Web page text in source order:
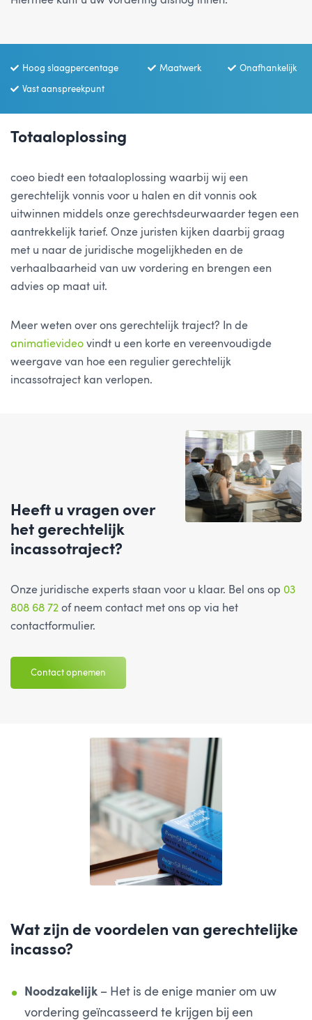
Hoog slaagpercentage Maatwerk
Onafhankelijk
Vast aanspreekpunt
Totaaloplossing
coeo biedt een totaaloplossing waarbij wij een
gerechtelijk vonnis voor u halen en dit vonnis ook
uitwinnen middels onze gerechtsdeurwaarder tegen een
aantrekkelijk tarief. Onze juristen kijken daarbij graag
met u naar de juridische mogelijkheden en de
verhaalbaarheid van uw vordering en brengen een
advies op maat uit.
Meer weten over ons gerechtelijk traject? In de
animatievideo vindt u een korte en vereenvoudigde
weergave van hoe een regulier gerechtelijk
incassotraject kan verlopen.
Heeft u vragen over
het gerechtelijk
incassotraject?
Onze juridische experts staan voor u klaar. Bel ons op 03
808 68 72 of neem contact met ons op via het
contactformulier.
Contact opnemen
Wat zijn de voordelen van gerechtelijke
incasso?
Noodzakelijk – Het is de enige manier om uw
vordering geïncasseerd te krijgen bij een